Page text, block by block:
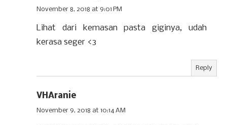
November 8, 2018 at 9:01 PM
Lihat dari kemasan pasta giginya, udah
kerasa seger <3
Reply
VHAranie
November 9, 2018 at 10:14 AM